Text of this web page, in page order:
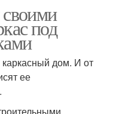
под
дом. И от
ее